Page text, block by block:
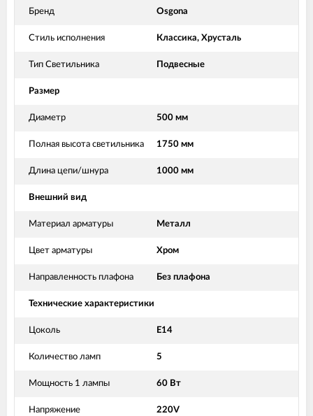
Бренд Osgona
Стиль исполнения Классика, Хрусталь
Тип Светильника Подвесные
Размер
Диаметр 500 мм
Полная высота светильника 1750 мм
Длина цепи/шнура 1000 мм
Внешний вид
Материал арматуры Металл
Цвет арматуры Хром
Направленность плафона Без плафона
Технические характеристики
Цоколь Е14
Количество ламп 5
Мощность 1 лампы 60 Вт
Напряжение 220V